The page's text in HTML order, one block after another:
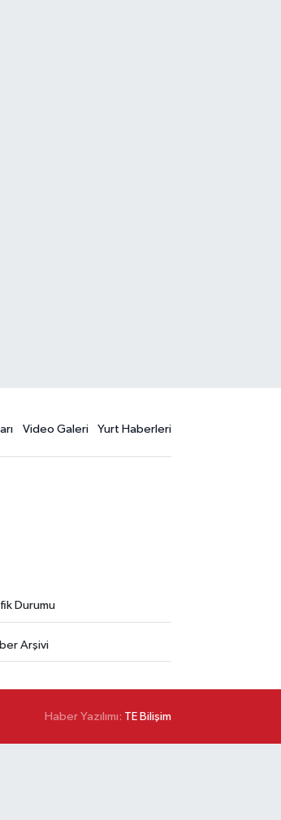
Video Galeri Yurt Haberleri
Durumu
Arşivi
Haber Yazılımı: TE Bilişim